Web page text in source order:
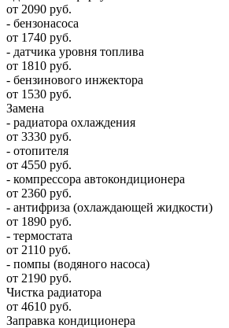
от 2090 руб.
- бензонасоса
от 1740 руб.
- датчика уровня топлива
от 1810 руб.
- бензинового инжектора
от 1530 руб.
Замена
- радиатора охлаждения
от 3330 руб.
- отопителя
от 4550 руб.
- компрессора автокондиционера
от 2360 руб.
- антифриза (охлаждающей жидкости)
от 1890 руб.
- термостата
от 2110 руб.
- помпы (водяного насоса)
от 2190 руб.
Чистка радиатора
от 4610 руб.
Заправка кондиционера